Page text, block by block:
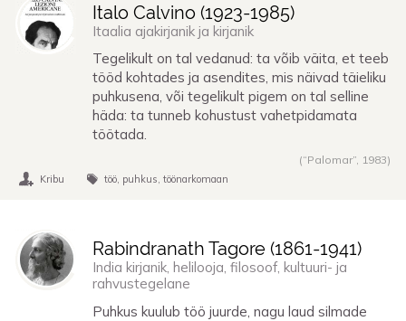
Italo Calvino (1923-1985)
Itaalia ajakirjanik ja kirjanik
Tegelikult on tal vedanud: ta võib väita, et teeb
tööd kohtades ja asendites, mis näivad täieliku
puhkusena, või tegelikult pigem on tal selline
häda: ta tunneb kohustust vahetpidamata
töötada.
(“Palomar”, 1983)
Kribu töö puhkus töönarkomaan
Rabindranath Tagore (1861-1941)
India kirjanik, helilooja, filosoof, kultuuri- ja
rahvustegelane
Puhkus kuulub töö juurde, nagu laud silmade